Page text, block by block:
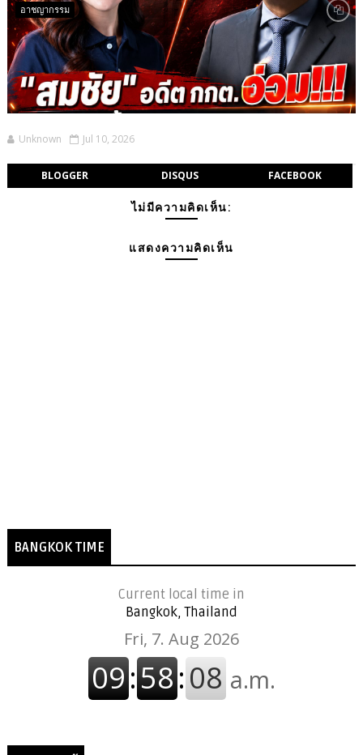
อาชญากรรม
Unknown Jul 10, 2026
BLOGGER DISQUS FACEBOOK
ไม่มีความคิดเห็น:
แสดงความคิดเห็น
BANGKOK TIME
Current local time in
Bangkok, Thailand